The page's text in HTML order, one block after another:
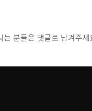
분들은 댓글로 남겨주